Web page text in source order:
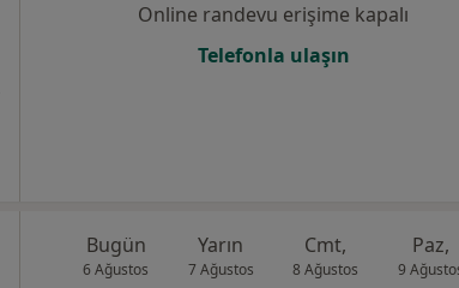
Online randevu erişime kapalı
Telefonla ulaşın
Bugün
6 Ağustos
Yarın
7 Ağustos
Cmt,
8 Ağustos
Paz,
9